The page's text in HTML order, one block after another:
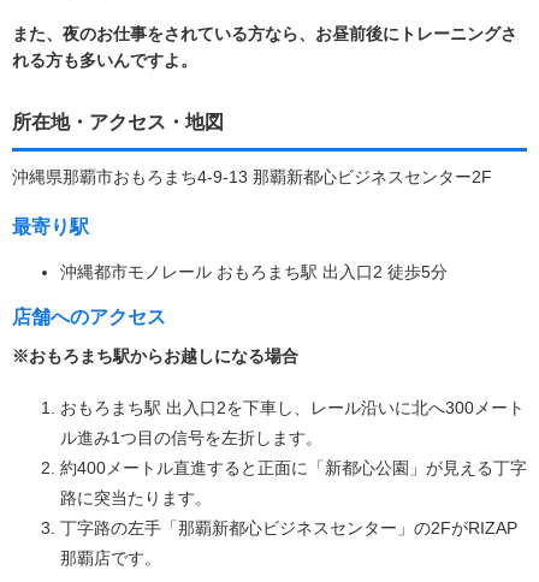
また、夜のお仕事をされている方なら、お昼前後にトレーニングさ
れる方も多いんですよ。
所在地・アクセス・地図
沖縄県那覇市おもろまち4-9-13 那覇新都心ビジネスセンター2F
最寄り駅
沖縄都市モノレール おもろまち駅 出入口2 徒歩5分
店舗へのアクセス
※おもろまち駅からお越しになる場合
おもろまち駅 出入口2を下車し、レール沿いに北へ300メート
ル進み1つ目の信号を左折します。
約400メートル直進すると正面に「新都心公園」が見える丁字
路に突当たります。
丁字路の左手「那覇新都心ビジネスセンター」の2FがRIZAP
那覇店です。